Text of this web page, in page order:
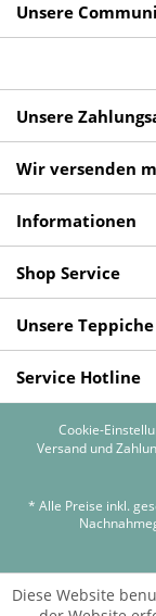
Unsere
Unsere
Wir versenden
Informationen
Shop Service
Unsere Teppiche
Service Hotline
Cookie-
Versand und
* Alle Preise inkl.
Diese Website